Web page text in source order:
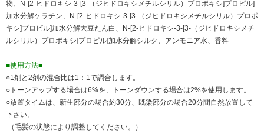
物、N-[2-ヒドロキシ-3-[3-（ジヒドロキシメチルシリル）プロポキシ]プロピル]
加水分解ケラチン、N-[2-ヒドロキシ-3-[3-（ジヒドロキシメチルシリル）プロポ
キシ]プロピル]加水分解大豆たん白、N-[2-ヒドロキシ-3-[3-（ジヒドロキシメチ
ルシリル）プロポキシ]プロピル]加水分解シルク、アンモニア水、香料
■使用方法■
○1剤と2剤の混合比は1：1で調合します。
○トーンアップする場合は6%を、トーンダウンする場合は2%を使用します。
○放置タイムは、新生部分の場合約30分、既染部分の場合20分間自然放置して
下さい。
（毛髪の状態により調整してください。）